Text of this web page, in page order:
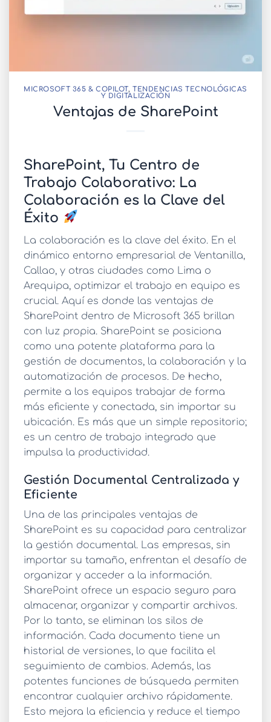
MICROSOFT 365 & COPILOT,TENDENCIAS TECNOLÓGICAS
Y DIGITALIZACIÓN
Ventajas de SharePoint
SharePoint, Tu Centro de
Trabajo Colaborativo: La
Colaboración es la Clave del
Éxito
La colaboración es la clave del éxito. En el
dinámico entorno empresarial de Ventanilla,
Callao, y otras ciudades como Lima o
Arequipa, optimizar el trabajo en equipo es
crucial. Aquí es donde las ventajas de
SharePoint dentro de Microsoft 365 brillan
con luz propia. SharePoint se posiciona
como una potente plataforma para la
gestión de documentos, la colaboración y la
automatización de procesos. De hecho,
permite a los equipos trabajar de forma
más eficiente y conectada, sin importar su
ubicación. Es más que un simple repositorio;
es un centro de trabajo integrado que
impulsa la productividad.
Gestión Documental Centralizada y
Eficiente
Una de las principales ventajas de
SharePoint es su capacidad para centralizar
la gestión documental. Las empresas, sin
importar su tamaño, enfrentan el desafío de
organizar y acceder a la información.
SharePoint ofrece un espacio seguro para
almacenar, organizar y compartir archivos.
Por lo tanto, se eliminan los silos de
información. Cada documento tiene un
historial de versiones, lo que facilita el
seguimiento de cambios. Además, las
potentes funciones de búsqueda permiten
encontrar cualquier archivo rápidamente.
Esto mejora la eficiencia y reduce el tiempo